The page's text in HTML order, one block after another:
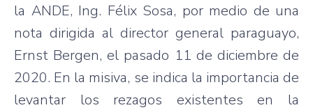
la ANDE, Ing. Félix Sosa, por medio de una
nota dirigida al director general paraguayo,
Ernst Bergen, el pasado 11 de diciembre de
2020. En la misiva, se indica la importancia de
levantar los rezagos existentes en la